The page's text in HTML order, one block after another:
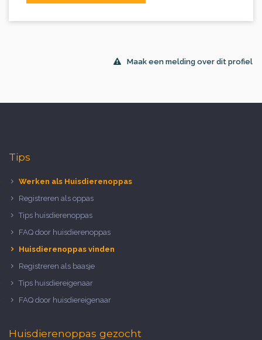
Maak een melding over dit profiel
Tips
Werken als Huisdierenoppas
Registreren als oppas
Tips huisdierenoppas
FAQ door huisdierenoppas
Huisdierenoppas vinden
Registreren als baasje
Tips huisdiereigenaar
FAQ door huisdiereigenaar
Huisdierenoppas gezocht